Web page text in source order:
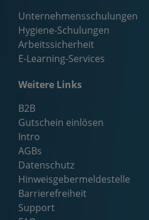
Unternehmensschulungen
Hygiene-Schulungen
Arbeitssicherheit
E-Learning-Services
Weitere Links
B2B
Gutschein einlösen
Intro
AGBs
Datenschutz
Hinweisgebermeldestelle
Barrierefreiheit
Support